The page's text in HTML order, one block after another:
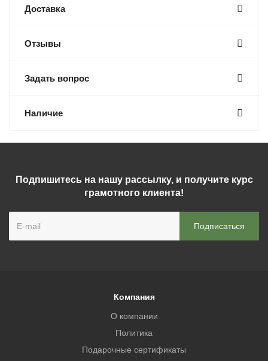
Доставка
Отзывы
Задать вопрос
Наличие
Подпишитесь на нашу рассылку, и получите курс
грамотного клиента!
Компания
О компании
Политика
Подарочные сертификаты